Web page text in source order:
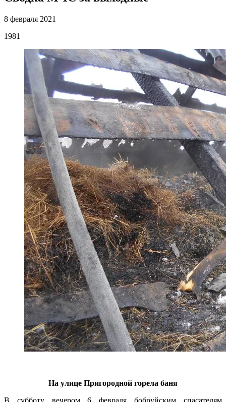
8 февраля 2021
1981
На улице Пригородной горела баня